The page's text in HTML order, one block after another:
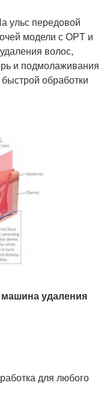
ульс передовой
модели с OPT и
волос,
и подмолаживания
обработки
удаления
для любого